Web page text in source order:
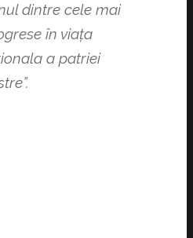
dintre cele mai
în viaţa
a patriei